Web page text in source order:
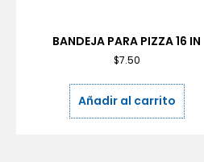
BANDEJA PARA PIZZA 16 IN
$7.50
Añadir al carrito